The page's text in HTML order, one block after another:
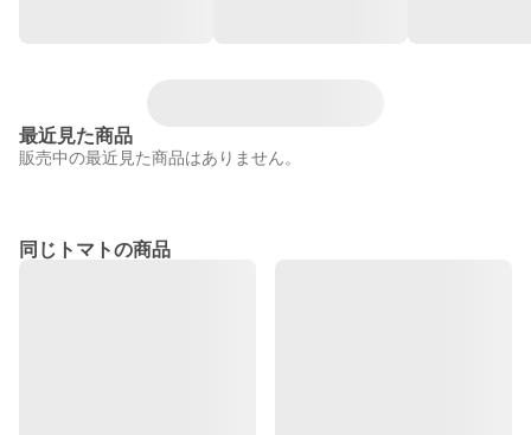
最近見た商品
販売中の最近見た商品はありません。
同じトマトの商品